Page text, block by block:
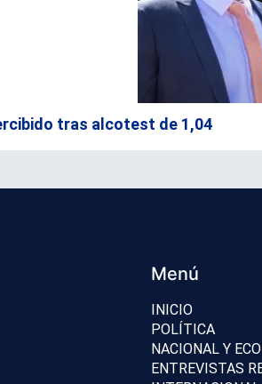
tras alcotest de 1,04
Menú
INICIO
POLÍTICA
NACIONAL Y
ENTREVISTAS